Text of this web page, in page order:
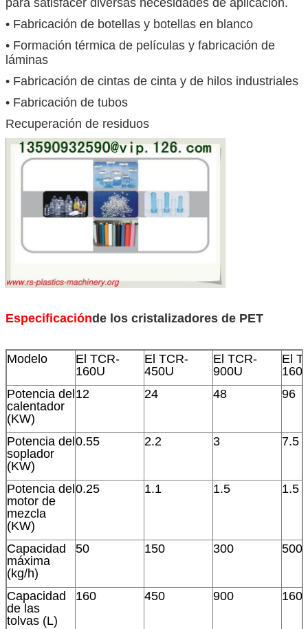
• Fabricación de botellas y botellas en blanco
• Formación térmica de películas y fabricación de
láminas
• Fabricación de cintas de cinta y de hilos industriales
• Fabricación de tubos
Recuperación de residuos
Especificaciónde los cristalizadores de PET
Modelo
El TCR-
160U
El TCR-
450U
El TCR-
900U
El
Potencia del
calentador
(KW)
12 24 48 96
Potencia del
soplador
(KW)
0.55 2.2 3 7.5
Potencia del
motor de
mezcla
(KW)
0.25 1.1 1.5 1.5
Capacidad
máxima
(kg/h)
50 150 300 500
Capacidad
de las
tolvas (L)
160 450 900